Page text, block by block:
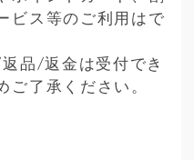
ビス等のご利用はで
品/返金は受付でき
ご了承ください。